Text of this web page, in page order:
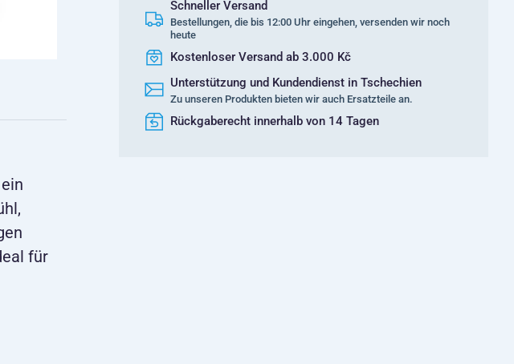
Schneller Versand
Bestellungen, die bis 12:00 Uhr eingehen, versenden wir noch
heute
Kostenloser Versand ab 3.000 Kč
Unterstützung und Kundendienst in Tschechien
Zu unseren Produkten bieten wir auch Ersatzteile an.
Rückgaberecht innerhalb von 14 Tagen
für